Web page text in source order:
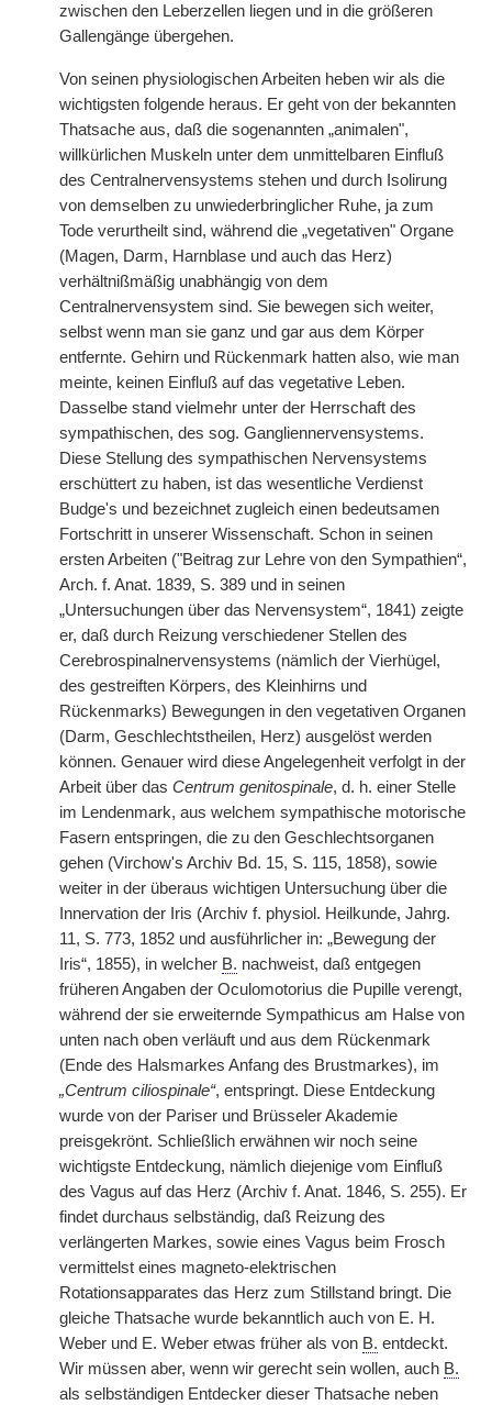
zwischen den Leberzellen liegen und in die größeren
Gallengänge übergehen.
Von seinen physiologischen Arbeiten heben wir als die
wichtigsten folgende heraus. Er geht von der bekannten
Thatsache aus, daß die sogenannten „animalen",
willkürlichen Muskeln unter dem unmittelbaren Einfluß
des Centralnervensystems stehen und durch Isolirung
von demselben zu unwiederbringlicher Ruhe, ja zum
Tode verurtheilt sind, während die „vegetativen" Organe
(Magen, Darm, Harnblase und auch das Herz)
verhältnißmäßig unabhängig von dem
Centralnervensystem sind. Sie bewegen sich weiter,
selbst wenn man sie ganz und gar aus dem Körper
entfernte. Gehirn und Rückenmark hatten also, wie man
meinte, keinen Einfluß auf das vegetative Leben.
Dasselbe stand vielmehr unter der Herrschaft des
sympathischen, des sog. Gangliennervensystems.
Diese Stellung des sympathischen Nervensystems
erschüttert zu haben, ist das wesentliche Verdienst
Budge's und bezeichnet zugleich einen bedeutsamen
Fortschritt in unserer Wissenschaft. Schon in seinen
ersten Arbeiten ("Beitrag zur Lehre von den Sympathien“,
Arch. f. Anat. 1839, S. 389 und in seinen
„Untersuchungen über das Nervensystem“, 1841) zeigte
er, daß durch Reizung verschiedener Stellen des
Cerebrospinalnervensystems (nämlich der Vierhügel,
des gestreiften Körpers, des Kleinhirns und
Rückenmarks) Bewegungen in den vegetativen Organen
(Darm, Geschlechtstheilen, Herz) ausgelöst werden
können. Genauer wird diese Angelegenheit verfolgt in der
Arbeit über das Centrum genitospinale, d. h. einer Stelle
im Lendenmark, aus welchem sympathische motorische
Fasern entspringen, die zu den Geschlechtsorganen
gehen (Virchow's Archiv Bd. 15, S. 115, 1858), sowie
weiter in der überaus wichtigen Untersuchung über die
Innervation der Iris (Archiv f. physiol. Heilkunde, Jahrg.
11, S. 773, 1852 und ausführlicher in: „Bewegung der
Iris“, 1855), in welcher B. nachweist, daß entgegen
früheren Angaben der Oculomotorius die Pupille verengt,
während der sie erweiternde Sympathicus am Halse von
unten nach oben verläuft und aus dem Rückenmark
(Ende des Halsmarkes Anfang des Brustmarkes), im
„Centrum ciliospinale“, entspringt. Diese Entdeckung
wurde von der Pariser und Brüsseler Akademie
preisgekrönt. Schließlich erwähnen wir noch seine
wichtigste Entdeckung, nämlich diejenige vom Einfluß
des Vagus auf das Herz (Archiv f. Anat. 1846, S. 255). Er
findet durchaus selbständig, daß Reizung des
verlängerten Markes, sowie eines Vagus beim Frosch
vermittelst eines magneto-elektrischen
Rotationsapparates das Herz zum Stillstand bringt. Die
gleiche Thatsache wurde bekanntlich auch von E. H.
Weber und E. Weber etwas früher als von B. entdeckt.
Wir müssen aber, wenn wir gerecht sein wollen, auch B.
als selbständigen Entdecker dieser Thatsache neben